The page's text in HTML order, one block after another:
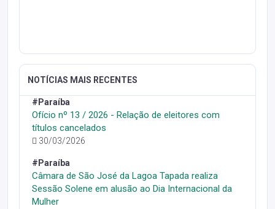
NOTÍCIAS MAIS RECENTES
#Paraíba
Ofício nº 13 / 2026 - Relação de eleitores com
títulos cancelados
30/03/2026
#Paraíba
Câmara de São José da Lagoa Tapada realiza
Sessão Solene em alusão ao Dia Internacional da
Mulher